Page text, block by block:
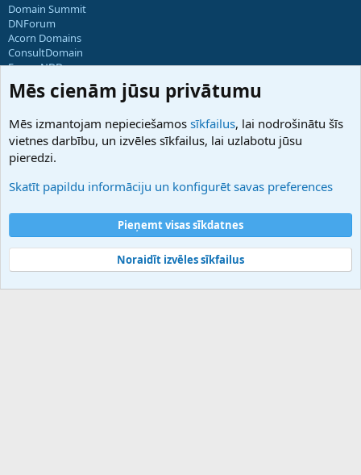
Domain Summit
DNForum
Acorn Domains
ConsultDomain
ForumNDD
Domainforum.ro
27.be
Hostmaria
Atbalsts
Palīdzība
Noteikumi un nosacījumi
Privātuma politika
Community platform by XenForo® © 2010-2025 XenForo Ltd.
Mēs cienām jūsu privātumu
Mēs izmantojam nepieciešamos sīkfailus, lai nodrošinātu šīs
vietnes darbību, un izvēles sīkfailus, lai uzlabotu jūsu
pieredzi.
Skatīt papildu informāciju un konfigurēt savas preferences
Pieņemt visas sīkdatnes
Noraidīt izvēles sīkfailus